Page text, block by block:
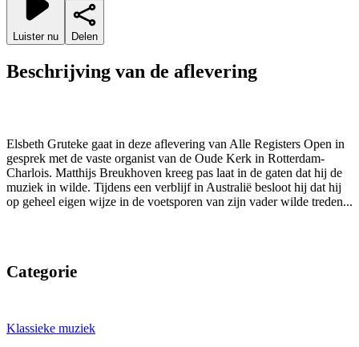
Luister nu Delen
Beschrijving van de aflevering
Elsbeth Gruteke gaat in deze aflevering van Alle Registers Open in
gesprek met de vaste organist van de Oude Kerk in Rotterdam-
Charlois. Matthijs Breukhoven kreeg pas laat in de gaten dat hij de
muziek in wilde. Tijdens een verblijf in Australië besloot hij dat hij
op geheel eigen wijze in de voetsporen van zijn vader wilde treden...
Categorie
Klassieke muziek